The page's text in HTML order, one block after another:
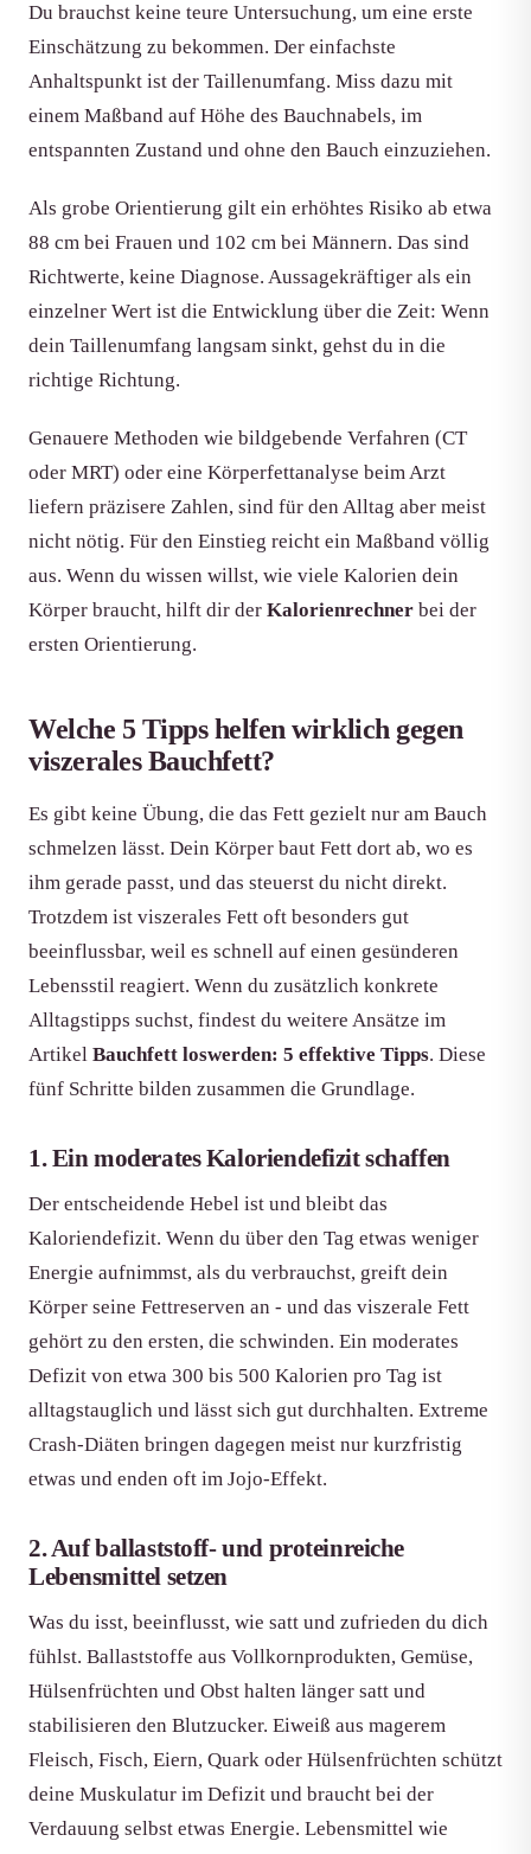
Du brauchst keine teure Untersuchung, um eine erste
Einschätzung zu bekommen. Der einfachste
Anhaltspunkt ist der Taillenumfang. Miss dazu mit
einem Maßband auf Höhe des Bauchnabels, im
entspannten Zustand und ohne den Bauch einzuziehen.
Als grobe Orientierung gilt ein erhöhtes Risiko ab etwa
88 cm bei Frauen und 102 cm bei Männern. Das sind
Richtwerte, keine Diagnose. Aussagekräftiger als ein
einzelner Wert ist die Entwicklung über die Zeit: Wenn
dein Taillenumfang langsam sinkt, gehst du in die
richtige Richtung.
Genauere Methoden wie bildgebende Verfahren (CT
oder MRT) oder eine Körperfettanalyse beim Arzt
liefern präzisere Zahlen, sind für den Alltag aber meist
nicht nötig. Für den Einstieg reicht ein Maßband völlig
aus. Wenn du wissen willst, wie viele Kalorien dein
Körper braucht, hilft dir der Kalorienrechner bei der
ersten Orientierung.
Welche 5 Tipps helfen wirklich gegen
viszerales Bauchfett?
Es gibt keine Übung, die das Fett gezielt nur am Bauch
schmelzen lässt. Dein Körper baut Fett dort ab, wo es
ihm gerade passt, und das steuerst du nicht direkt.
Trotzdem ist viszerales Fett oft besonders gut
beeinflussbar, weil es schnell auf einen gesünderen
Lebensstil reagiert. Wenn du zusätzlich konkrete
Alltagstipps suchst, findest du weitere Ansätze im
Artikel Bauchfett loswerden: 5 effektive Tipps. Diese
fünf Schritte bilden zusammen die Grundlage.
1. Ein moderates Kaloriendefizit schaffen
Der entscheidende Hebel ist und bleibt das
Kaloriendefizit. Wenn du über den Tag etwas weniger
Energie aufnimmst, als du verbrauchst, greift dein
Körper seine Fettreserven an - und das viszerale Fett
gehört zu den ersten, die schwinden. Ein moderates
Defizit von etwa 300 bis 500 Kalorien pro Tag ist
alltagstauglich und lässt sich gut durchhalten. Extreme
Crash-Diäten bringen dagegen meist nur kurzfristig
etwas und enden oft im Jojo-Effekt.
2. Auf ballaststoff- und proteinreiche
Lebensmittel setzen
Was du isst, beeinflusst, wie satt und zufrieden du dich
fühlst. Ballaststoffe aus Vollkornprodukten, Gemüse,
Hülsenfrüchten und Obst halten länger satt und
stabilisieren den Blutzucker. Eiweiß aus magerem
Fleisch, Fisch, Eiern, Quark oder Hülsenfrüchten schützt
deine Muskulatur im Defizit und braucht bei der
Verdauung selbst etwas Energie. Lebensmittel wie